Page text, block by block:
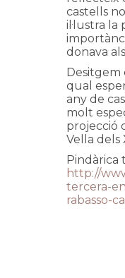
castells
il·lustra la
donava
Desitgem
qual
any de
molt
projecció
Vella dels
Pindàrica
http://
tercera-
rabasso-